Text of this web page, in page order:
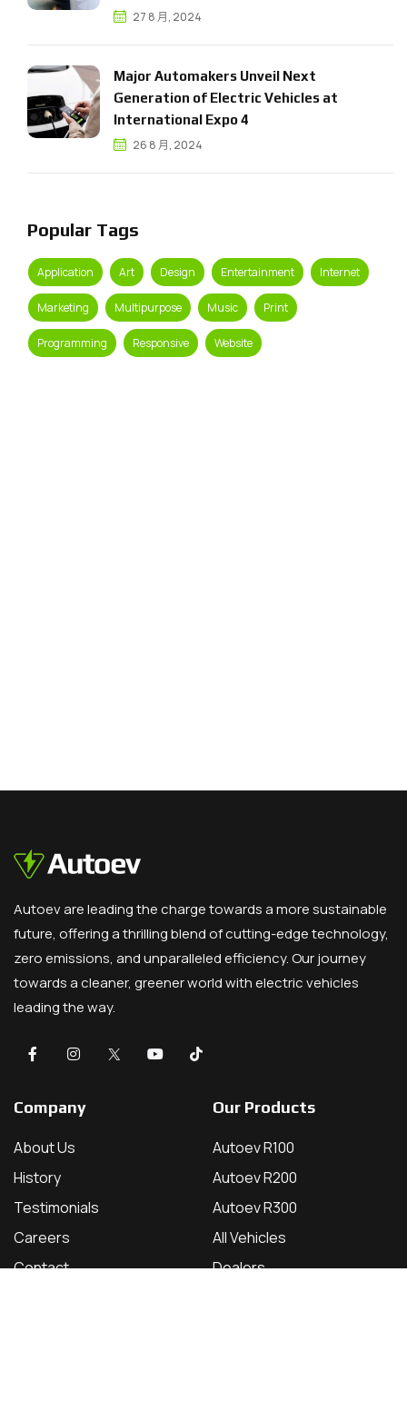
27 8 月, 2024
Major Automakers Unveil Next
Generation of Electric Vehicles at
International Expo4
26 8 月, 2024
Popular Tags
Application Art Design Entertainment Internet
Marketing Multipurpose Music Print
Programming Responsive Website
Autoev are leading the charge towards a more sustainable
future, offering a thrilling blend of cutting-edge technology,
zero emissions, and unparalleled efficiency. Our journey
towards a cleaner, greener world with electric vehicles
leading the way.
Company
About Us
History
Testimonials
Careers
Contact
Our Products
Autoev R100
Autoev R200
Autoev R300
All Vehicles
Dealers